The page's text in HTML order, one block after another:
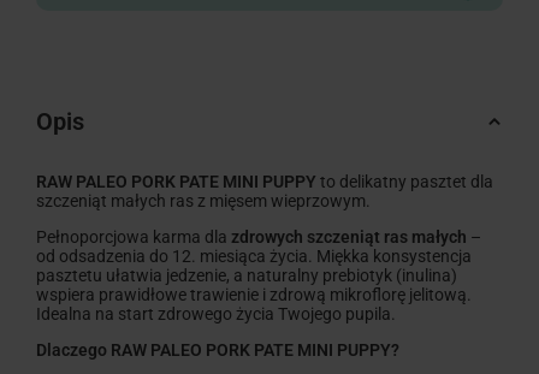
Opis
RAW PALEO PORK PATE MINI PUPPY to delikatny pasztet dla
szczeniąt małych ras z mięsem wieprzowym.
Pełnoporcjowa karma dla zdrowych szczeniąt ras małych –
od odsadzenia do 12. miesiąca życia. Miękka konsystencja
pasztetu ułatwia jedzenie, a naturalny prebiotyk (inulina)
wspiera prawidłowe trawienie i zdrową mikroflorę jelitową.
Idealna na start zdrowego życia Twojego pupila.
Dlaczego RAW PALEO PORK PATE MINI PUPPY?